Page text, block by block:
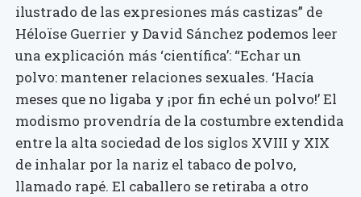
ilustrado de las expresiones más castizas” de
Héloïse Guerrier y David Sánchez podemos leer
una explicación más ‘científica’: “Echar un
polvo: mantener relaciones sexuales. ‘Hacía
meses que no ligaba y ¡por fin eché un polvo!’ El
modismo provendría de la costumbre extendida
entre la alta sociedad de los siglos XVIII y XIX
de inhalar por la nariz el tabaco de polvo,
llamado rapé. El caballero se retiraba a otro